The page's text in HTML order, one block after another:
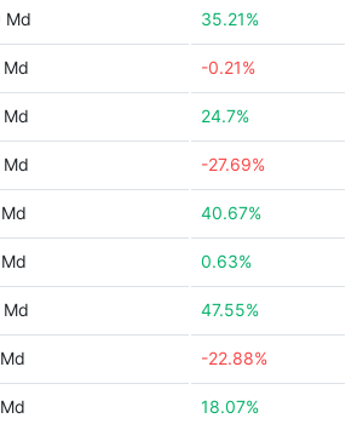
Md 35.21%
-0.21%
24.7%
-27.69%
40.67%
0.63%
47.55%
-22.88%
18.07%